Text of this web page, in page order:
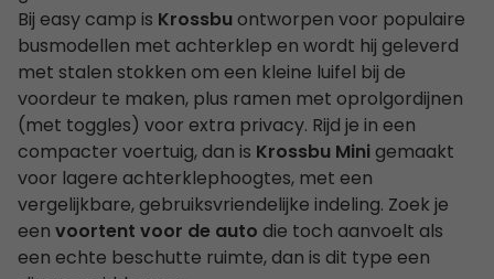
Bij easy camp is Krossbuontworpen voor populaire
busmodellen met achterklep en wordt hij geleverd
met stalen stokken om een kleine luifel bij de
voordeur te maken, plus ramen met oprolgordijnen
(met toggles) voor extra privacy. Rijd je in een
compacter voertuig, dan is Krossbu Minigemaakt
voor lagere achterklephoogtes, met een
vergelijkbare, gebruiksvriendelijke indeling. Zoek je
eenvoortent voor de autodie toch aanvoelt als
een echte beschutte ruimte, dan is dit type een